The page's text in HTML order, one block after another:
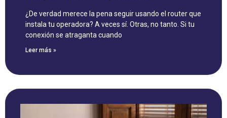
¿De verdad merece la pena seguir usando el router que
instala tu operadora? A veces sí. Otras, no tanto. Si tu
conexión se atraganta cuando
Leer más »